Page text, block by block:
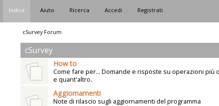
Indice Aiuto Ricerca Accedi Registrati
cSurvey Forum
cSurvey
How to
Come fare per... Domande e risposte su operazioni più
e quant'altro.
Aggiornamenti
Note di rilascio sugli aggiornamenti del programma